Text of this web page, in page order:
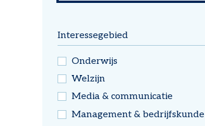
Interessegebied
Onderwijs
Welzijn
Media & communicatie
Management & bedrijfskunde